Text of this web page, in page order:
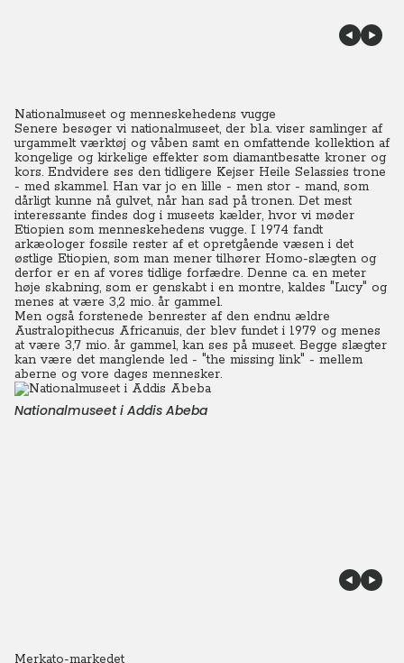
Nationalmuseet og menneskehedens vugge
Senere besøger vi nationalmuseet, der bl.a. viser samlinger af
urgammelt værktøj og våben samt en omfattende kollektion af
kongelige og kirkelige effekter som diamantbesatte kroner og
kors. Endvidere ses den tidligere Kejser Heile Selassies trone
- med skammel. Han var jo en lille - men stor - mand, som
dårligt kunne nå gulvet, når han sad på tronen. Det mest
interessante findes dog i museets kælder, hvor vi møder
Etiopien som menneskehedens vugge. I 1974 fandt
arkæologer fossile rester af et opretgående væsen i det
østlige Etiopien, som man mener tilhører Homo-slægten og
derfor er en af vores tidlige forfædre. Denne ca. en meter
høje skabning, som er genskabt i en montre, kaldes "Lucy" og
menes at være 3,2 mio. år gammel.
Men også forstenede benrester af den endnu ældre
Australopithecus Africanuis, der blev fundet i 1979 og menes
at være 3,7 mio. år gammel, kan ses på museet. Begge slægter
kan være det manglende led - "the missing link" - mellem
aberne og vore dages mennesker.
Nationalmuseet i Addis Abeba
Merkato-markedet